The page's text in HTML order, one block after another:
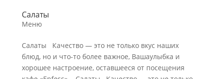
Салаты
Меню
Салаты Качество — это не только вкус наших
блюд, но и что-то более важное, Вашаулыбка и
хорошее настроение, оставшееся от посещения